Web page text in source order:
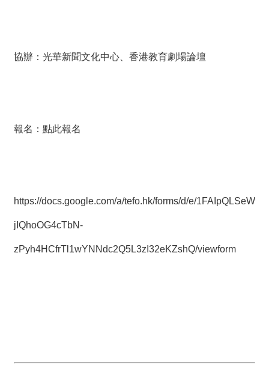
協辦： 光華新聞文化中心 香港教育劇場論壇
報名： 點此報名
https://docs.google.com/a/tefo.hk/forms/d/e/1FAIpQLSeW
jIQhoOG4cTbN-
zPyh4HCfrTl1wYNNdc2Q5L3zI32eKZshQ/viewform